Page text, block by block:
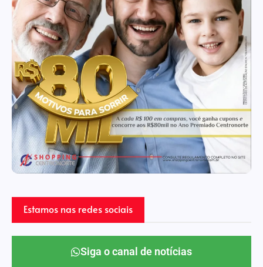
Estamos nas redes sociais
Siga o canal de notícias